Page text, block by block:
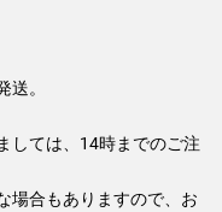
。
しては、14時までのご注
場合もありますので、お